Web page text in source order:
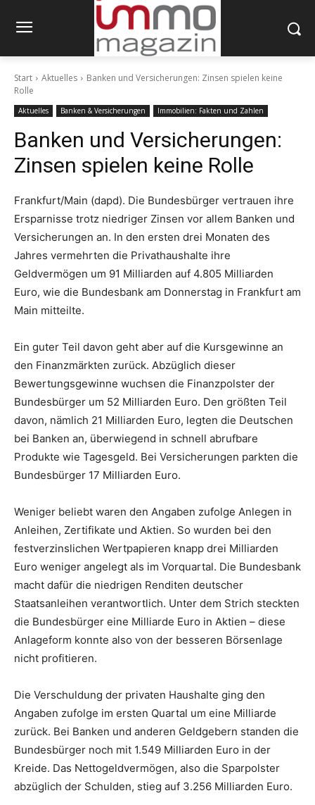
Start Aktuelles
Banken und Versicherungen: Zinsen spielen keine
Rolle
Aktuelles Banken & Versicherungen Immobilien: Fakten und Zahlen
Banken und Versicherungen:
Zinsen spielen keine Rolle
Frankfurt/Main (dapd). Die Bundesbürger vertrauen ihre
Ersparnisse trotz niedriger Zinsen vor allem Banken und
Versicherungen an. In den ersten drei Monaten des
Jahres vermehrten die Privathaushalte ihre
Geldvermögen um 91 Milliarden auf 4.805 Milliarden
Euro, wie die Bundesbank am Donnerstag in Frankfurt am
Main mitteilte.
Ein guter Teil davon geht aber auf die Kursgewinne an
den Finanzmärkten zurück. Abzüglich dieser
Bewertungsgewinne wuchsen die Finanzpolster der
Bundesbürger um 52 Milliarden Euro. Den größten Teil
davon, nämlich 21 Milliarden Euro, legten die Deutschen
bei Banken an, überwiegend in schnell abrufbare
Produkte wie Tagesgeld. Bei Versicherungen parkten die
Bundesbürger 17 Milliarden Euro.
Weniger beliebt waren den Angaben zufolge Anlegen in
Anleihen, Zertifikate und Aktien. So wurden bei den
festverzinslichen Wertpapieren knapp drei Milliarden
Euro weniger angelegt als im Vorquartal. Die Bundesbank
macht dafür die niedrigen Renditen deutscher
Staatsanleihen verantwortlich. Unter dem Strich steckten
die Bundesbürger eine Milliarde Euro in Aktien – diese
Anlageform konnte also von der besseren Börsenlage
nicht profitieren.
Die Verschuldung der privaten Haushalte ging den
Angaben zufolge im ersten Quartal um eine Milliarde
zurück. Bei Banken und anderen Geldgebern standen die
Bundesbürger noch mit 1.549 Milliarden Euro in der
Kreide. Das Nettogeldvermögen, also die Sparpolster
abzüglich der Schulden, stieg auf 3.256 Milliarden Euro.